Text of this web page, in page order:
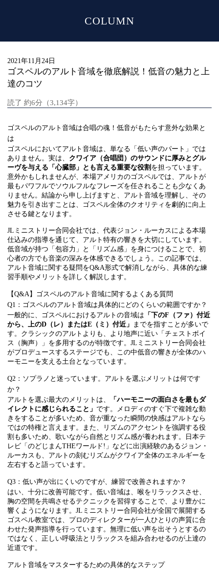
COLUMN
2021年11月24日
ゴスペルのアルト音域を徹底解説！低音の魅力と上
達のコツ
読了 約6分（3,134字）
ゴスペルのアルト音域は合唱の魂！低音がもたらす意外な効果と
は
ゴスペルにおいてアルト音域は、単なる「低い声のパート」では
ありません。実は、 クワイア（合唱団）のサウンドに厚みとグル
ーヴを与える「心臓部」とも言える重要な役割 を担っています。
意外かもしれませんが、本場アメリカのゴスペルでは、アルトが
最もパワフルでソウルフルなフレーズを任されることも少なくあ
りません。結論から申し上げますと、アルト音域を理解し、その
魅力を引き出すことは、ゴスペル全体のクオリティを劇的に向上
させる鍵となります。
JLミニストリー合同会社では、代表ジョン・ルーカスによる本場
仕込みの指導を通じて、アルト特有の響きを大切にしています。
低音域が持つ「包容力」と「リズム感」を身につけることで、初
心者の方でも音楽の深みを体感できるでしょう。この記事では、
アルト音域に関する疑問をQ&A形式で解消しながら、具体的な練
習手順やメリットを詳しく解説します。
【Q&A】ゴスペルのアルト音域に関するよくある質問
Q1：ゴスペルのアルト音域は具体的にどのくらいの範囲ですか？
一般的に、ゴスペルにおけるアルトの音域は 「下のF（ファ）付近
から、上のD（レ）またはE（ミ）付近」 までを指すことが多いで
す。クラシックのアルトよりも、より地声に近い「チェストボイ
ス（胸声）」を多用するのが特徴です。JLミニストリー合同会社
がプロデュースするステージでも、この中低音の響きが全体のハ
ーモニーを支える土台となっています。
Q2：ソプラノと迷っています。アルトを選ぶメリットは何です
か？
アルトを選ぶ最大のメリットは、
「ハーモニーの面白さを最もダ
イレクトに感じられること」 です。メロディのすぐ下で複雑な動
きをすることが多いため、音が重なった瞬間の快感はアルトなら
ではの特権と言えます。また、リズムのアクセントを強調する役
割も多いため、歌いながら自然とリズム感が養われます。日本テ
レビ「のどじまんTHEワールド!」などに出演経験のあるジョン・
ルーカスも、アルトの刻むリズムがクワイア全体のエネルギーを
左右すると語っています。
Q3：低い声が出にくいのですが、練習で改善されますか？
はい、十分に改善可能です。低い音域は、喉をリラックスさせ、
胸の空間を共鳴させるテクニックを習得することで、より豊かに
響くようになります。JLミニストリー合同会社が全国で展開する
ゴスペル教室では、プロのディレクターが一人ひとりの声質に合
わせた発声指導を行っています。無理に低い声を出そうとするの
ではなく、正しい呼吸法とリラックスを組み合わせるのが上達の
近道です。
アルト音域をマスターするための具体的なステップ